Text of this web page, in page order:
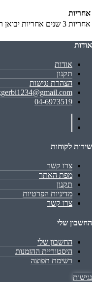
אחריות
אחריות 3 שנים אחריות יבואן רשמי
אודות
אודות
תקנון
הצהרת נגישות
04-6973519
שירות לקוחות
צרו קשר
מפת האתר
תקנון
מדיניות הפרטיות
צרו קשר
החשבון שלי
החשבון שלי
היסטוריית ההזמנות
רשימת תפוצה
נגישות